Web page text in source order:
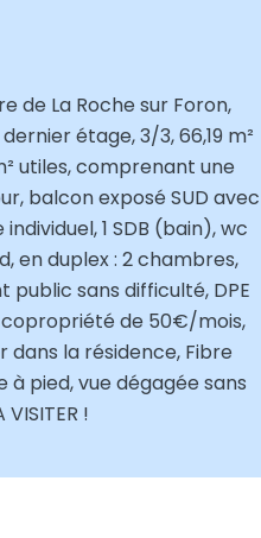
de La Roche sur Foron,
étage, 3/3, 66,19 m²
utiles, comprenant une
balcon exposé SUD avec
1 SDB (bain), wc
en duplex : 2 chambres,
public sans difficulté, DPE
copropriété de 50€/mois,
dans la résidence, Fibre
pied, vue dégagée sans
!